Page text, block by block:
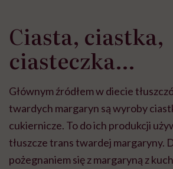
Ciasta, ciastka,
ciasteczka…
Głównym źródłem w diecie
twardych margaryn są wyroby
cukiernicze. To do ich produkcji
tłuszcze trans twardej margaryny.
pożegnaniem się z margaryną z